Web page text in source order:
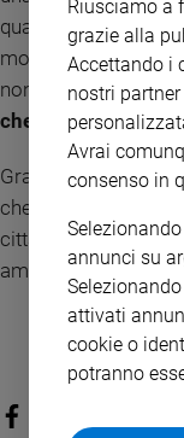
quando genera
modo di esistere sia
non è criminalità. Èil
che riguarda tutti
Grazie Federico,
che le tue parole
città perché torni a
amiamo tanto.
Riusciamo a
grazie alla
Accettando i
nostri
Avrai
consenso in
annunci su
attivati
cookie o
potranno